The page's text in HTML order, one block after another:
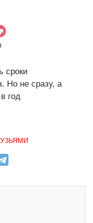
сроки
Но не сразу, а
год